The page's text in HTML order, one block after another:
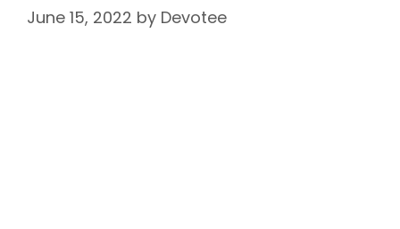
June 15, 2022 by Devotee